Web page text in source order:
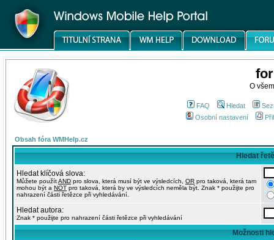
O
FAQ Hledat
Osobní nastavení
Obsah fóra WMHelp.cz
Hledat
Hledat klíčová slova:
Můžete použítAND pro slova, která musí být ve výsledcích, OR pro taková, která tam
mohou být a NOT pro taková, která by ve výsledcích neměla být. Znak * použijte pro
nahrazení části řetězce při vyhledávání.
Hledat autora:
Znak * použijte pro nahrazení části řetězce při vyhledávání
Možnosti